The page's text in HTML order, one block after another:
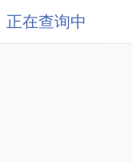
正在查询中